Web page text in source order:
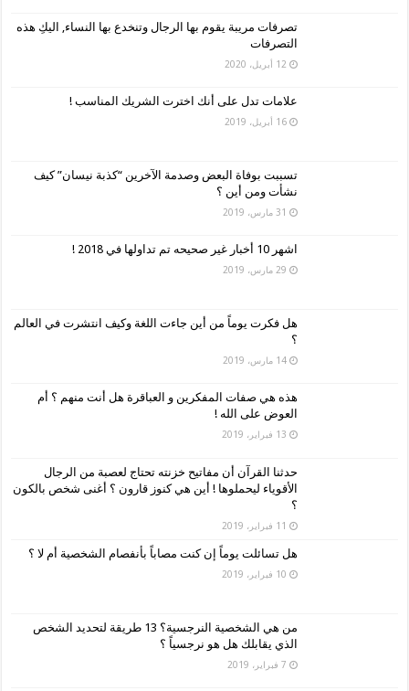
تصرفات مريبة يقوم بها الرجال وتنخدع بها النساء, اليكِ هذه
التصرفات
12 أبريل، 2020
علامات تدل على أنك اخترت الشريك المناسب !
16 أبريل، 2019
تسببت بوفاة البعض وصدمة الآخرين “كذبة نيسان” كيف
نشأت ومن أين ؟
31 مارس، 2019
اشهر 10 أخبار غير صحيحه تم تداولها في 2018 !
29 مارس، 2019
هل فكرت يوماً من أين جاءت اللغة وكيف انتشرت في العالم
؟
14 مارس، 2019
هذه هي صفات المفكرين و العباقرة هل أنت منهم ؟ أم
العوض على الله !
13 فبراير، 2019
حدثنا القرآن أن مفاتيح خزنته تحتاج لعصبة من الرجال
الأقوياء ليحملوها ! أين هي كنوز قارون ؟ أغنى شخص بالكون
؟
11 فبراير، 2019
هل تسائلت يوماً إن كنت مصاباً بأنفصام الشخصية أم لا ؟
10 فبراير، 2019
من هي الشخصية النرجسية؟ 13 طريقة لتحديد الشخص
الذي يقابلك هل هو نرجسياً ؟
7 فبراير، 2019